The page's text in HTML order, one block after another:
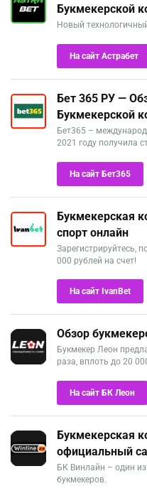
Букмекерской
Новый
На сайт Астрабет
Бет 365 РУ —
Букмекерской
Бет365 –
2021 году получила
На сайт Бет365
Букмекерская
спорт онлайн
Зарегистрируйтесь,
000 рублей на счет!
На сайт IvanBet
Обзор
Букмекер Леон
раза, вплоть до 20
На сайт БК Леон
Букмекерская
официальный
БК Винлайн – один
букмекеров.